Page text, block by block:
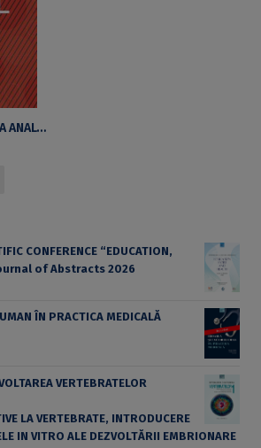
ARISTOTEL. PROBLEMA ANALOGIEI ŞI FILOSOFIA DONAŢIEI
CONFERENCE “EDUCATION,
of Abstracts 2026
ÎN PRACTICA MEDICALĂ
VERTEBRATELOR
LA VERTEBRATE, INTRODUCERE
IN VITRO ALE DEZVOLTĂRII EMBRIONARE